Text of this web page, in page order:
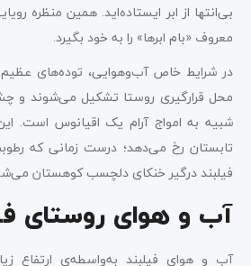
بی‌انتها از ابر ایستاده‌اید. همین منظره
معروف «بام ابرها» را به خود بگیرد.
در شرایط خاص آب‌وهوایی، توده‌های عظیم
محل قرارگیری روستا تشکیل می‌شوند و
شبیه به امواج آرام یک اقیانوس است.
تابستان رخ می‌دهد؛ درست زمانی که
فیلبند درگیر خنکای دلچسب کوهستان
آب و هوای روستای
آب‌ و هوای فیلبند به‌واسطه‌ی ارتفاع